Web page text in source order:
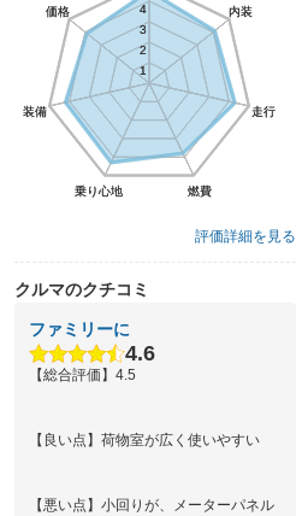
内装
走行
燃費
乗り心地
装備
価格
1
2
3
4 内装
走行
燃費
乗り心地
装備
価格
1
2
3
4
評価詳細を見る
クルマのクチコミ
ファミリーに
4.6
【総合評価】4.5
【良い点】荷物室が広く使いやすい
【悪い点】小回りが、メーターパネル